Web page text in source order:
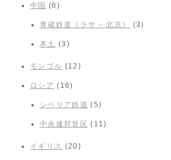
中国 (6)
青蔵鉄道（ラサ – 北京） (3)
本土 (3)
モンゴル (12)
ロシア (16)
シベリア鉄道 (5)
中央連邦管区 (11)
イギリス (20)